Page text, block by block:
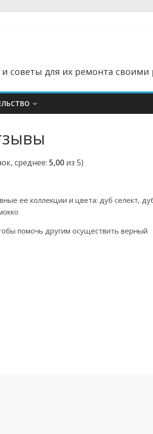
советы для их ремонта
среднее: 5,00 из 5)
ее коллекции и цвета: дуб селект,
помочь другим осуществить верный